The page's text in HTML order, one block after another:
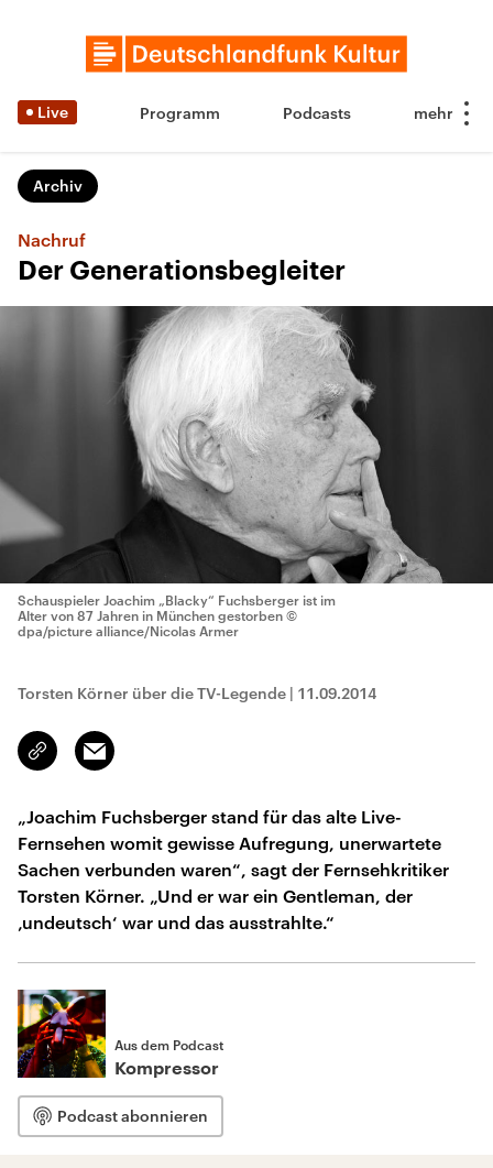
Live Programm Podcasts
Archiv
Nachruf
Der Generationsbegleiter
Schauspieler Joachim „Blacky“ Fuchsberger ist im
Alter von 87 Jahren in München gestorben ©
dpa/picture alliance/Nicolas Armer
Torsten Körner über die TV-Legende | 11.09.2014
Link
kopieren/teilen
Email
„Joachim Fuchsberger stand für das alte Live-
Fernsehen womit gewisse Aufregung, unerwartete
Sachen verbunden waren“, sagt der Fernsehkritiker
Torsten Körner. „Und er war ein Gentleman, der
‚undeutsch‘ war und das ausstrahlte.“
Aus dem Podcast
Kompressor
Podcast abonnieren